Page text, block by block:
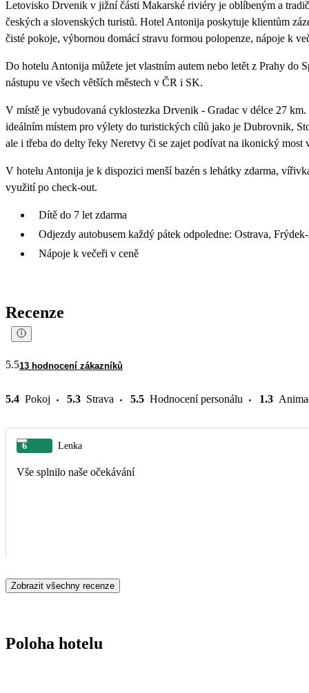
Letovisko Drvenik v jižní části Makarské riviéry je oblíbeným a
českých a slovenských turistů. Hotel Antonija poskytuje klientům
čisté pokoje, výbornou domácí stravu formou polopenze, nápoje k
Do hotelu Antonija můžete jet vlastním autem nebo letět z Prahy do
nástupu ve všech větších městech v ČR i SK.
V místě je vybudovaná cyklostezka Drvenik - Gradac v délce 27
ideálním místem pro výlety do turistických cílů jako je Dubrovnik,
ale i třeba do delty řeky Neretvy či se zajet podívat na ikonický most
V hotelu Antonija je k dispozici menší bazén s lehátky zdarma,
využití po check-out.
Dítě do 7 let zdarma
Odjezdy autobusem každý pátek odpoledne: Ostrava,
Nápoje k večeři v ceně
Recenze
5.513 hodnocení zákazníků
5.4 Pokoj 5.3 Strava 5.5 Hodnocení personálu 1.3
6 Lenka
Vše splnilo naše očekávání
Zobrazit všechny recenze
Poloha hotelu